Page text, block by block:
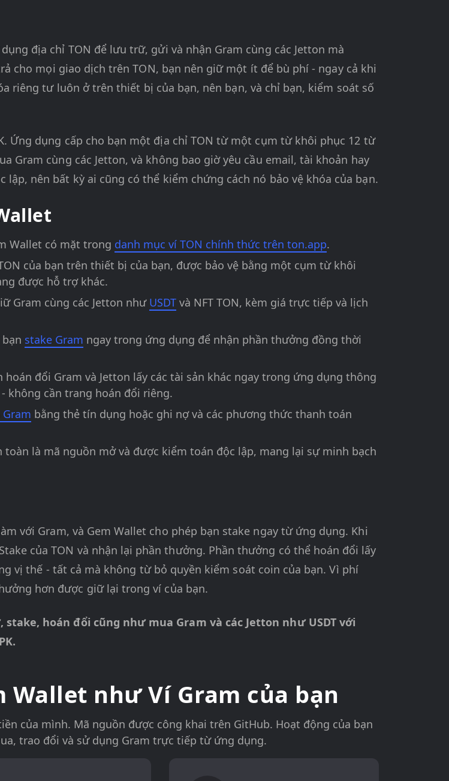
địa chỉ TON để lưu trữ, gửi và nhận Gram cùng các Jetton mà
cho mọi giao dịch trên TON, bạn nên giữ một ít để bù phí - ngay cả khi
riêng tư luôn ở trên thiết bị của bạn, nên bạn, và chỉ bạn, kiểm soát số
Ứng dụng cấp cho bạn một địa chỉ TON từ một cụm từ khôi phục 12 từ
Gram cùng các Jetton, và không bao giờ yêu cầu email, tài khoản hay
lập, nên bất kỳ ai cũng có thể kiểm chứng cách nó bảo vệ khóa của bạn.
Wallet có mặt trong danh mục ví TON chính thức trên ton.app.
của bạn trên thiết bị của bạn, được bảo vệ bằng một cụm từ khôi
được hỗ trợ khác.
Gram cùng các Jetton như USDT và NFT TON, kèm giá trực tiếp và lịch
stake Gram ngay trong ứng dụng để nhận phần thưởng đồng thời
hoán đổi Gram và Jetton lấy các tài sản khác ngay trong ứng dụng thông
không cần trang hoán đổi riêng.
bằng thẻ tín dụng hoặc ghi nợ và các phương thức thanh toán
toàn là mã nguồn mở và được kiểm toán độc lập, mang lại sự minh bạch
với Gram, và Gem Wallet cho phép bạn stake ngay từ ứng dụng. Khi
của TON và nhận lại phần thưởng. Phần thưởng có thể hoán đổi lấy
vị thế - tất cả mà không từ bỏ quyền kiểm soát coin của bạn. Vì phí
hơn được giữ lại trong ví của bạn.
hoán đổi cũng như mua Gram và các Jetton như USDT với
Wallet như Ví Gram của bạn
của mình. Mã nguồn được công khai trên GitHub. Hoạt động của bạn
trao đổi và sử dụng Gram trực tiếp từ ứng dụng.